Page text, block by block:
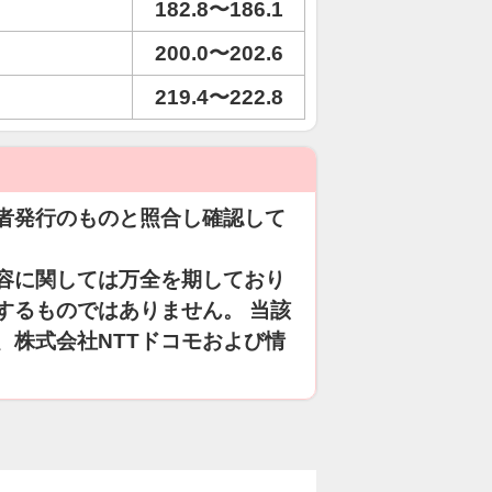
182.8〜186.1
200.0〜202.6
219.4〜222.8
発行のものと照合し確認して
に関しては万全を期しており
るものではありません。 当該
株式会社NTTドコモおよび情